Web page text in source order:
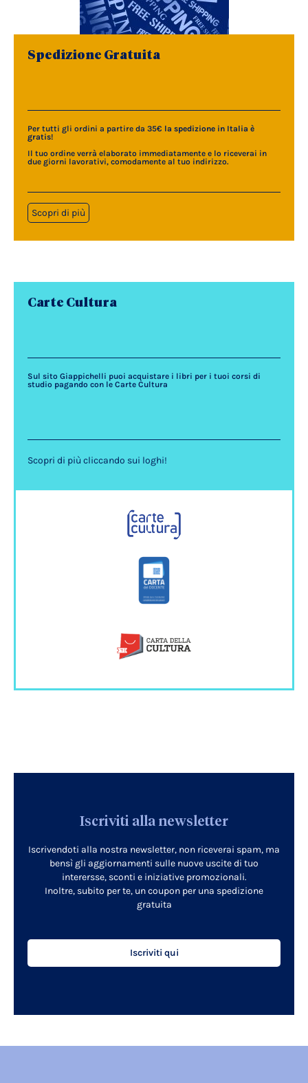
Spedizione Gratuita
Per tutti gli ordini a partire da 35€ la spedizione in Italia è
gratis!
Il tuo ordine verrà elaborato immediatamente e lo riceverai in
due giorni lavorativi, comodamente al tuo indirizzo.
Scopri di più
Carte Cultura
Sul sito Giappichelli puoi acquistare i libri per i tuoi corsi di
studio pagando con le Carte Cultura
Scopri di più cliccando sui loghi!
Iscriviti alla newsletter
Iscrivendoti alla nostra newsletter, non riceverai spam, ma
bensì gli aggiornamenti sulle nuove uscite di tuo
interersse, sconti e iniziative promozionali.
Inoltre, subito per te, un coupon per una spedizione
gratuita
Iscriviti qui